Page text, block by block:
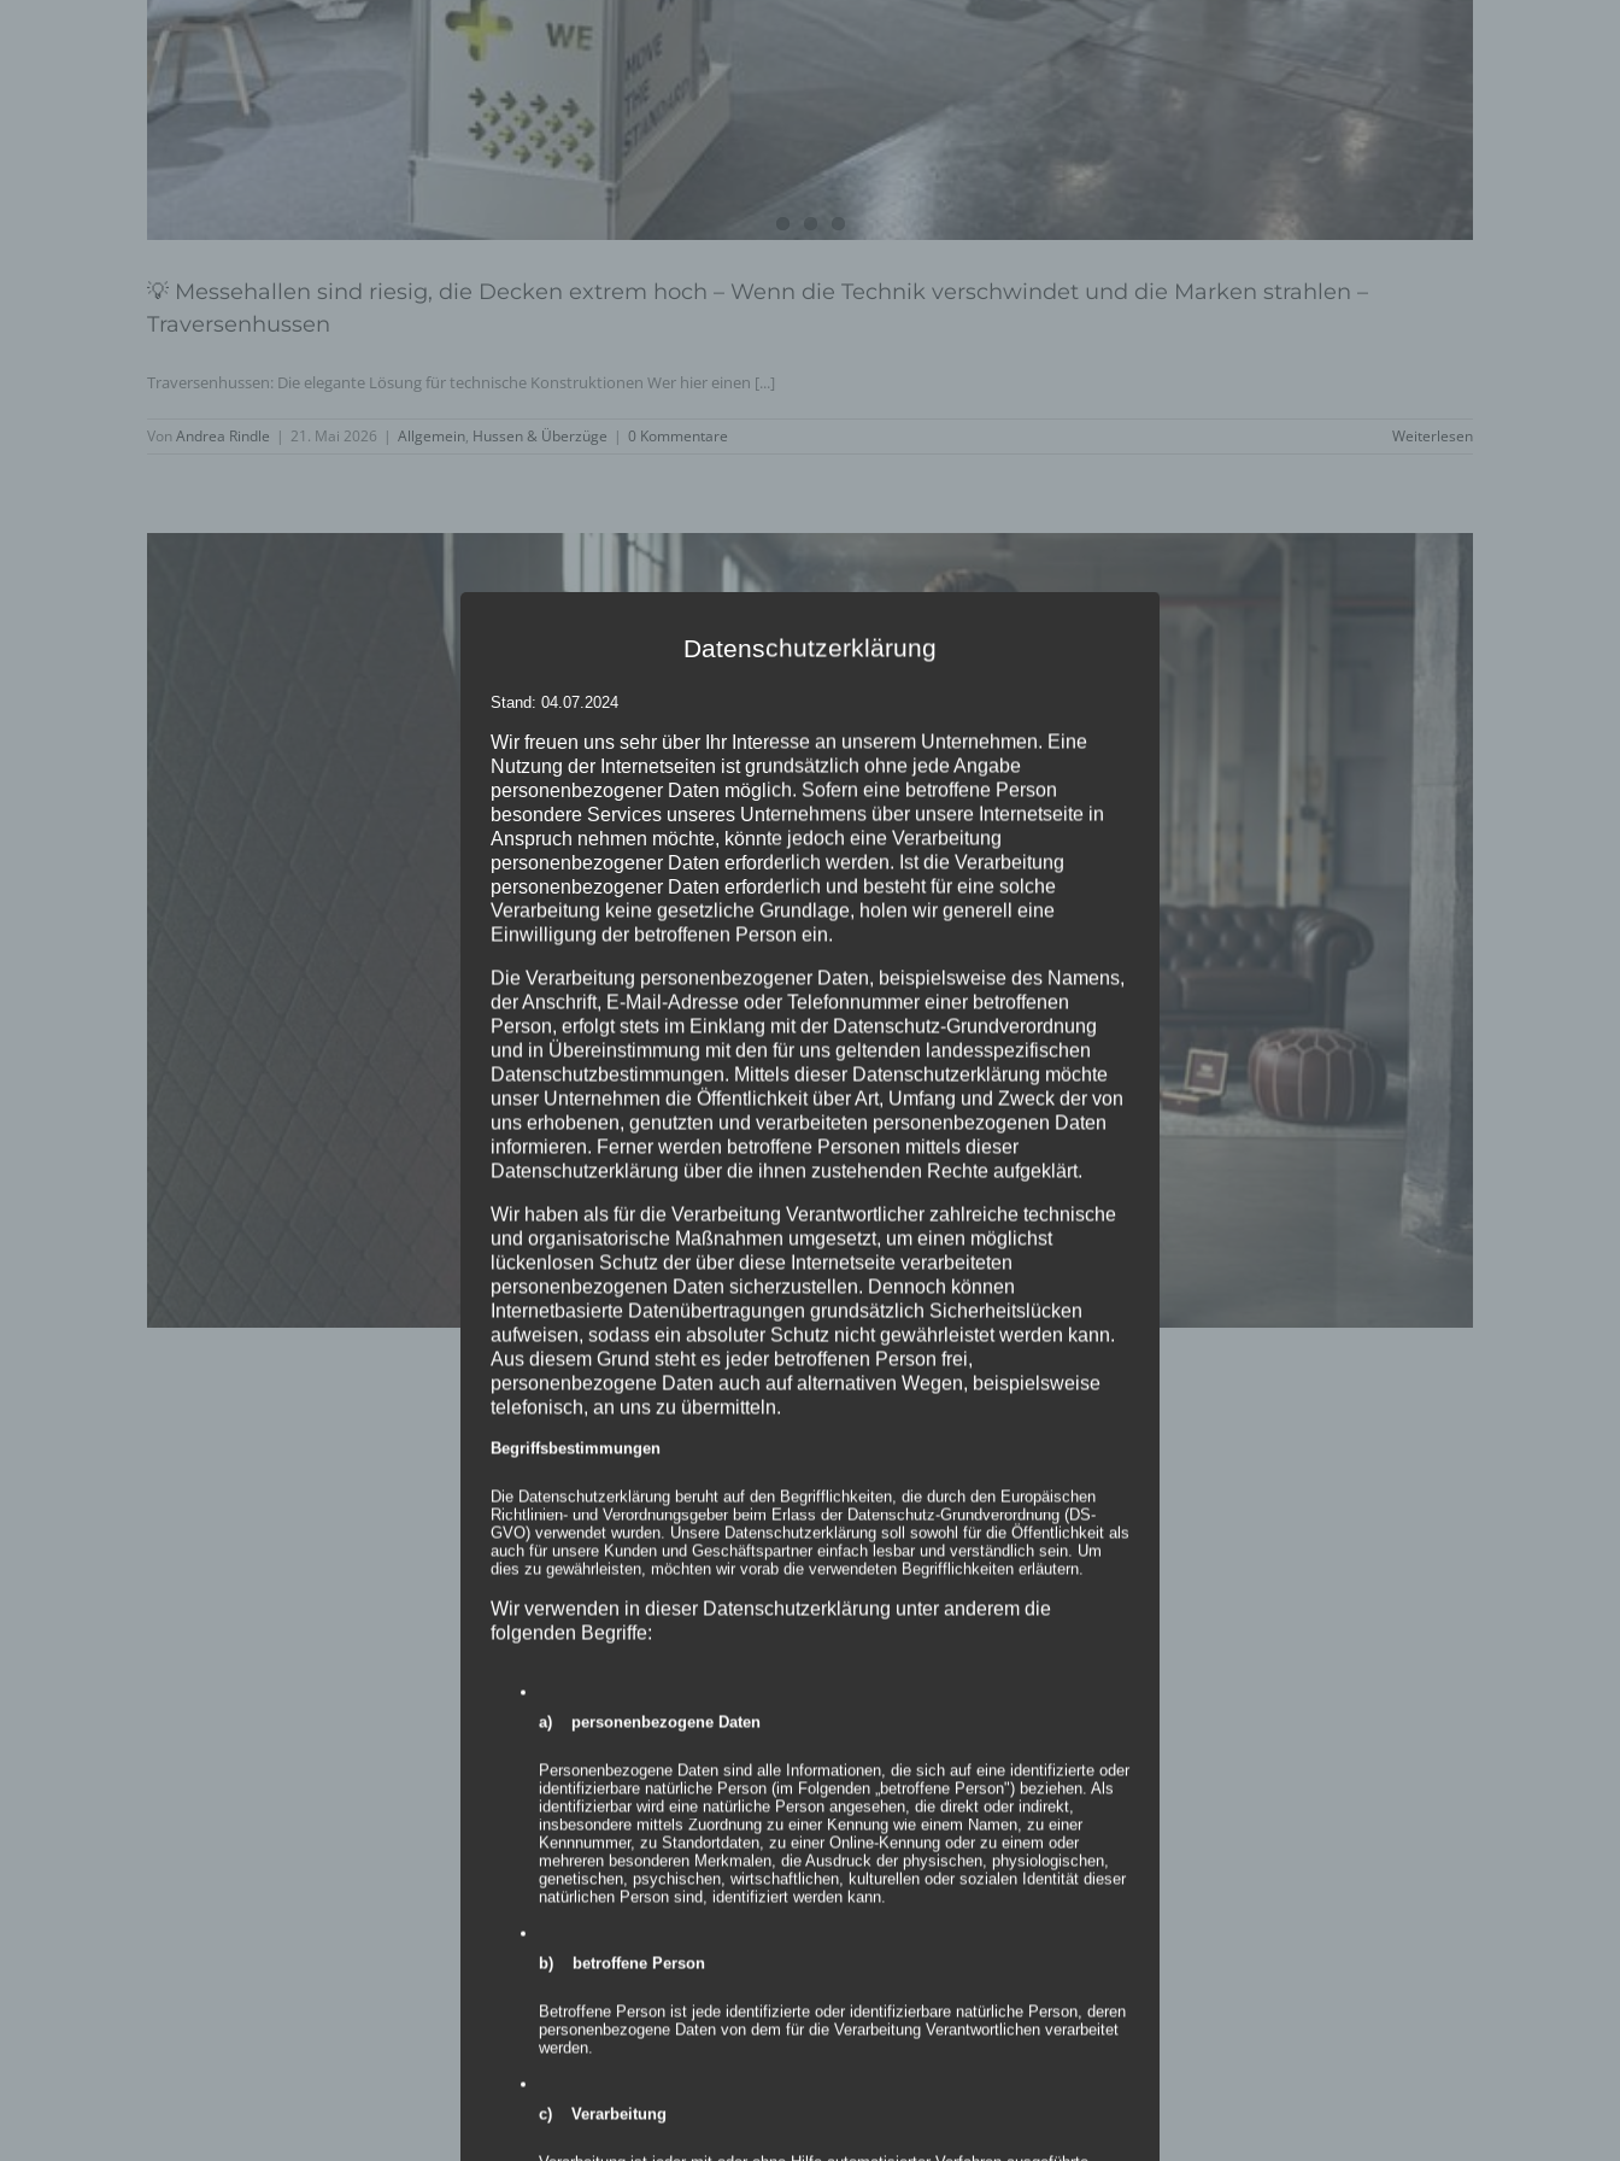
💡 Messehallen sind riesig, die Decken extrem hoch – Wenn die Technik verschwindet und die Marken strahlen –
Traversenhussen
Traversenhussen: Die elegante Lösung für technische Konstruktionen Wer hier einen [...]
Von Andrea Rindle | 21. Mai 2026 | Allgemein, Hussen & Überzüge | 0 Kommentare Weiterlesen
Datenschutzerklärung
Stand: 04.07.2024
Wir freuen uns sehr über Ihr Interesse an unserem Unternehmen. Eine
Nutzung der Internetseiten ist grundsätzlich ohne jede Angabe
personenbezogener Daten möglich. Sofern eine betroffene Person
besondere Services unseres Unternehmens über unsere Internetseite in
Anspruch nehmen möchte, könnte jedoch eine Verarbeitung
personenbezogener Daten erforderlich werden. Ist die Verarbeitung
personenbezogener Daten erforderlich und besteht für eine solche
Verarbeitung keine gesetzliche Grundlage, holen wir generell eine
Einwilligung der betroffenen Person ein.
Die Verarbeitung personenbezogener Daten, beispielsweise des Namens,
der Anschrift, E-Mail-Adresse oder Telefonnummer einer betroffenen
Person, erfolgt stets im Einklang mit der Datenschutz-Grundverordnung
und in Übereinstimmung mit den für uns geltenden landesspezifischen
Datenschutzbestimmungen. Mittels dieser Datenschutzerklärung möchte
unser Unternehmen die Öffentlichkeit über Art, Umfang und Zweck der von
uns erhobenen, genutzten und verarbeiteten personenbezogenen Daten
informieren. Ferner werden betroffene Personen mittels dieser
Datenschutzerklärung über die ihnen zustehenden Rechte aufgeklärt.
Wir haben als für die Verarbeitung Verantwortlicher zahlreiche technische
und organisatorische Maßnahmen umgesetzt, um einen möglichst
lückenlosen Schutz der über diese Internetseite verarbeiteten
personenbezogenen Daten sicherzustellen. Dennoch können
Internetbasierte Datenübertragungen grundsätzlich Sicherheitslücken
aufweisen, sodass ein absoluter Schutz nicht gewährleistet werden kann.
Aus diesem Grund steht es jeder betroffenen Person frei,
personenbezogene Daten auch auf alternativen Wegen, beispielsweise
telefonisch, an uns zu übermitteln.
Begriffsbestimmungen
Die Datenschutzerklärung beruht auf den Begrifflichkeiten, die durch den Europäischen
Richtlinien- und Verordnungsgeber beim Erlass der Datenschutz-Grundverordnung (DS-
GVO) verwendet wurden. Unsere Datenschutzerklärung soll sowohl für die Öffentlichkeit als
auch für unsere Kunden und Geschäftspartner einfach lesbar und verständlich sein. Um
dies zu gewährleisten, möchten wir vorab die verwendeten Begrifflichkeiten erläutern.
Wir verwenden in dieser Datenschutzerklärung unter anderem die
folgenden Begriffe:
a) personenbezogene Daten
Personenbezogene Daten sind alle Informationen, die sich auf eine identifizierte oder
identifizierbare natürliche Person (im Folgenden „betroffene Person") beziehen. Als
identifizierbar wird eine natürliche Person angesehen, die direkt oder indirekt,
insbesondere mittels Zuordnung zu einer Kennung wie einem Namen, zu einer
Kennnummer, zu Standortdaten, zu einer Online-Kennung oder zu einem oder
mehreren besonderen Merkmalen, die Ausdruck der physischen, physiologischen,
genetischen, psychischen, wirtschaftlichen, kulturellen oder sozialen Identität dieser
natürlichen Person sind, identifiziert werden kann.
b) betroffene Person
Betroffene Person ist jede identifizierte oder identifizierbare natürliche Person, deren
personenbezogene Daten von dem für die Verarbeitung Verantwortlichen verarbeitet
werden.
c) Verarbeitung